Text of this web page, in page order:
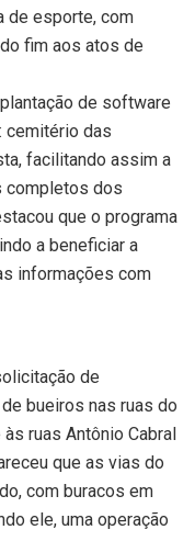
de esporte, com
fim aos atos de
de software
cemitério das
facilitando assim a
completos dos
que o programa
a beneficiar a
informações com
de
bueiros nas ruas do
ruas Antônio Cabral
que as vias do
com buracos em
ele, uma operação